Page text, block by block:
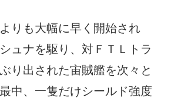
りも大幅に早く開始され
ュナを駆り、対ＦＴＬトラ
り出された宙賊艦を次々と
中、一隻だけシールド強度